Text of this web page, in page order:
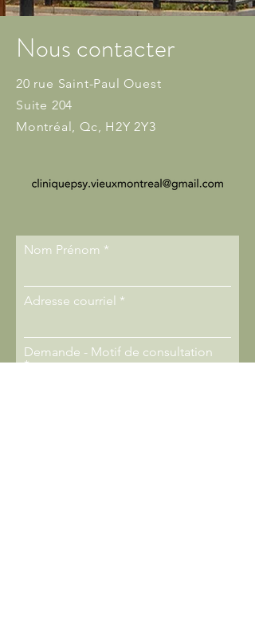
Nous contacter
20 rue Saint-Paul Ouest
Suite 204
Montréal, Qc, H2Y 2Y3
Nom Prénom
Adresse courriel
Demande - Motif de consultation